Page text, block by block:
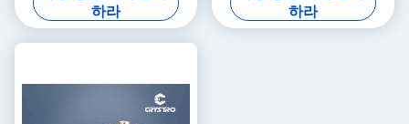
하라
하라